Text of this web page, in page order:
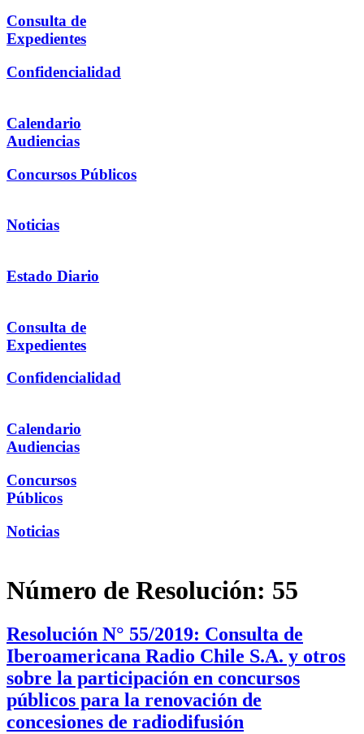
Consulta de
Expedientes
Confidencialidad
Calendario
Audiencias
Concursos Públicos
Noticias
Estado Diario
Consulta de
Expedientes
Confidencialidad
Calendario
Audiencias
Concursos
Públicos
Noticias
Número de Resolución: 55
Resolución N° 55/2019: Consulta de
Iberoamericana Radio Chile S.A. y otros
sobre la participación en concursos
públicos para la renovación de
concesiones de radiodifusión